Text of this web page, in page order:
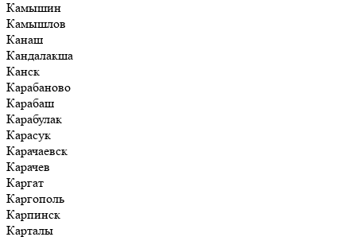
Камышин
Камышлов
Канаш
Кандалакша
Канск
Карабаново
Карабаш
Карабулак
Карасук
Карачаевск
Карачев
Каргат
Каргополь
Карпинск
Карталы